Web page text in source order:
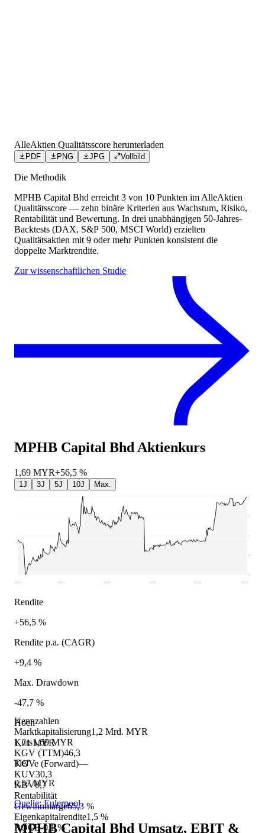
Kennzahlen
Marktkapitalisierung1,2 Mrd. MYR
Kurs1,69 MYR
KGV (TTM)46,3
KGVe (Forward)—
KUV30,3
KBV0,7
Rentabilität
Gewinnmarge65,3 %
Eigenkapitalrendite1,5 %
ROCE-0,1 %
AlleAktien Qualitätsscore herunterladen
PDF PNG JPG Vollbild
Die Methodik
MPHB Capital Bhd erreicht 3 von 10 Punkten im AlleAktien
Qualitätsscore — zehn binäre Kriterien aus Wachstum, Risiko,
Rentabilität und Bewertung. In drei unabhängigen 50-Jahres-
Backtests (DAX, S&P 500, MSCI World) erzielten
Qualitätsaktien mit 9 oder mehr Punkten konsistent die
doppelte Marktrendite.
Zur wissenschaftlichen Studie
MPHB Capital Bhd Aktienkurs
1,69 MYR+56,5 %
1J 3J 5J 10J Max.
0,57
0,85
1,14
1,42
1,71
2020 2021 2022 2023 2024 2025
Rendite
+56,5 %
Rendite p.a. (CAGR)
+9,4 %
Max. Drawdown
-47,7 %
Hoch
1,71 MYR
Tief
0,57 MYR
Quelle: Eulerpool
MPHB Capital Bhd Umsatz, EBIT &